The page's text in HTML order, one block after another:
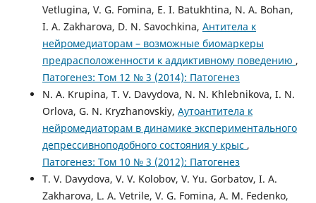
Vetlugina, V. G. Fomina, E. I. Batukhtina, N. A. Bohan,
I. A. Zakharova, D. N. Savochkina, Антитела к
нейромедиаторам – возможные биомаркеры
предрасположенности к аддиктивному поведению ,
Патогенез: Том 12 № 3 (2014): Патогенез
N. A. Krupina, T. V. Davydova, N. N. Khlebnikova, I. N.
Orlova, G. N. Kryzhanovskiy, Аутоантитела к
нейромедиаторам в динамике экспериментального
депрессивноподобного состояния у крыс ,
Патогенез: Том 10 № 3 (2012): Патогенез
T. V. Davydova, V. V. Kolobov, V. Yu. Gorbatov, I. A.
Zakharova, L. A. Vetrile, V. G. Fomina, A. M. Fedenko,